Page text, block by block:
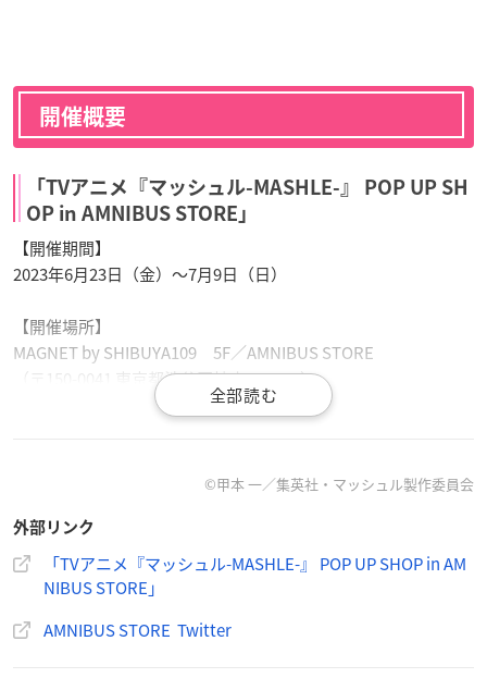
開催概要
「TVアニメ『マッシュル-MASHLE-』 POP UP SH
OP in AMNIBUS STORE」
【開催期間】
2023年6月23日（金）～7月9日（日）
【開催場所】
MAGNET by SHIBUYA109 5F／AMNIBUS STORE
（〒150-0041 東京都渋谷区神南1-23-10）
※今後の新型コロナウイルス感染症の感染状況、政府・自治体
す。
詳細はMAGNET by SHIBUYA109ホームページをご確認くださ
い。
【ご入場について】
©甲本 一／集英社・マッシュル製作委員会
外部リンク
「TVアニメ『マッシュル-MASHLE-』 POP UP SHOP in AM
NIBUS STORE」
AMNIBUS STORE Twitter